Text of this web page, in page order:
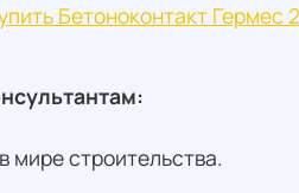
Бетоноконтакт Гермес
строительства.